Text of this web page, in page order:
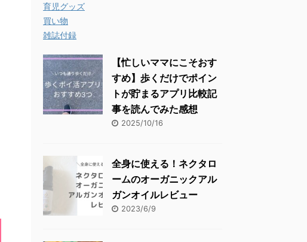
育児グッズ
買い物
雑誌付録
【忙しいママにこそおす
すめ】歩くだけでポイン
トが貯まるアプリ比較記
事を読んでみた感想
2025/10/16
全身に使える！ネクタロ
ームのオーガニックアル
ガンオイルレビュー
2023/6/9